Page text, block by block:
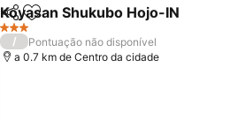
PartilharAdicionar aos favoritos
Koyasan Shukubo Hojo-IN
3 Estrelas
/
Pontuação não disponível
a 0.7 km de Centro da cidade